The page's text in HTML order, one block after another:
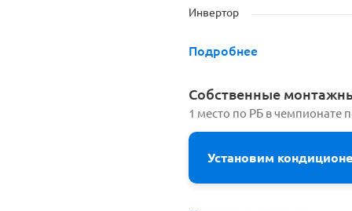
Инвертор
Подробнее
Cобственные
1 место по РБ в чемпионате
Установим